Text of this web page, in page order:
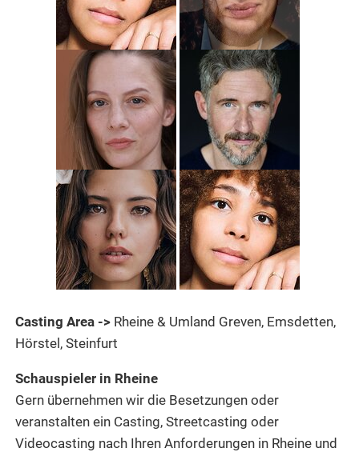
Casting Area -> Rheine & Umland Greven, Emsdetten,
Hörstel, Steinfurt
Schauspieler in Rheine
Gern übernehmen wir die Besetzungen oder
veranstalten ein Casting, Streetcasting oder
Videocasting nach Ihren Anforderungen in Rheine und